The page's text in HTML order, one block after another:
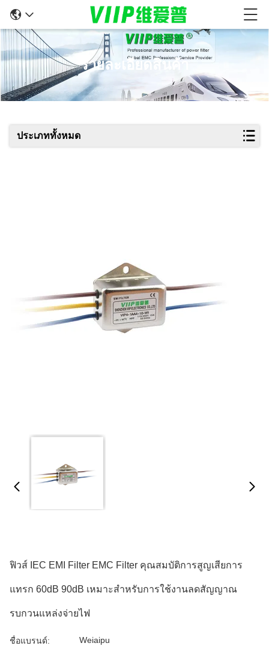
รายละเอียดสินค้า
ประเภททั้งหมด
ฟิวส์ IEC EMI Filter EMC Filter คุณสมบัติการสูญเสียการ
แทรก 60dB 90dB เหมาะสำหรับการใช้งานลดสัญญาณ
รบกวนแหล่งจ่ายไฟ
ชื่อแบรนด์: Weiaipu